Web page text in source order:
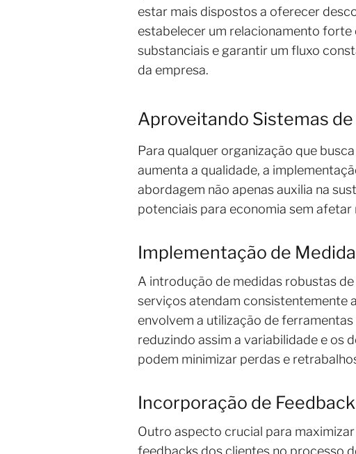
estar mais dispostos a oferecer
estabelecer um relacionamento
substanciais e garantir um fluxo
da empresa.
Aproveitando Sistemas
Para qualquer organização que
aumenta a qualidade, a
abordagem não apenas auxilia na
potenciais para economia sem
Implementação de
A introdução de medidas robustas
serviços atendam consistentemente
envolvem a utilização de
reduzindo assim a variabilidade e os
podem minimizar perdas e
Incorporação de
Outro aspecto crucial para
feedbacks dos clientes no processo